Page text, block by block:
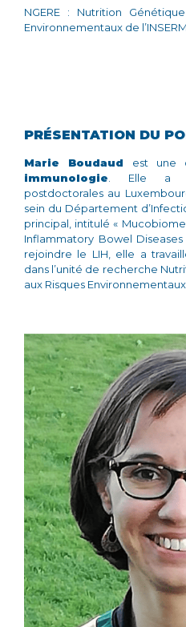
NGERE : Nutrition
Environnementaux de
PRÉSENTATION DU
Marie Boudaud
est une
immunologie . Elle a
postdoctorales au
sein du Département
principal, intitulé «
Inflammatory Bowel Diseases
rejoindre le LIH, elle a
dans l’unité de recherche
aux Risques Environnementaux